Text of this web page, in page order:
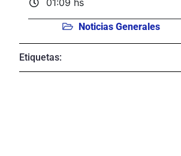
01:09 hs
Noticias Generales
Etiquetas: